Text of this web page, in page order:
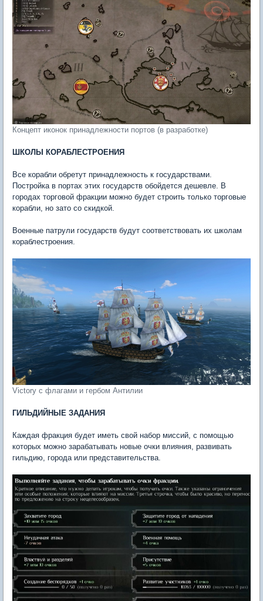
Концепт иконок принадлежности портов (в разработке)
ШКОЛЫ КОРАБЛЕСТРОЕНИЯ
Все корабли обретут принадлежность к государствами.
Постройка в портах этих государств обойдется дешевле. В
городах торговой фракции можно будет строить только торговые
корабли, но зато со скидкой.
Военные патрули государств будут соответствовать их школам
кораблестроения.
Victory с флагами и гербом Антилии
ГИЛЬДИЙНЫЕ ЗАДАНИЯ
Каждая фракция будет иметь свой набор миссий, с помощью
которых можно зарабатывать новые очки влияния, развивать
гильдию, города или представительства.